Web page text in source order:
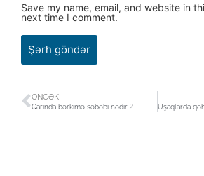
Save my name, email, and website in
next time I comment.
ÖNCƏKI
Qarında bərkimə səbəbi nədir ?